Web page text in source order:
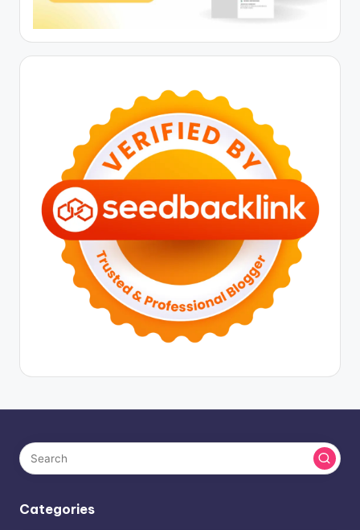
Categories